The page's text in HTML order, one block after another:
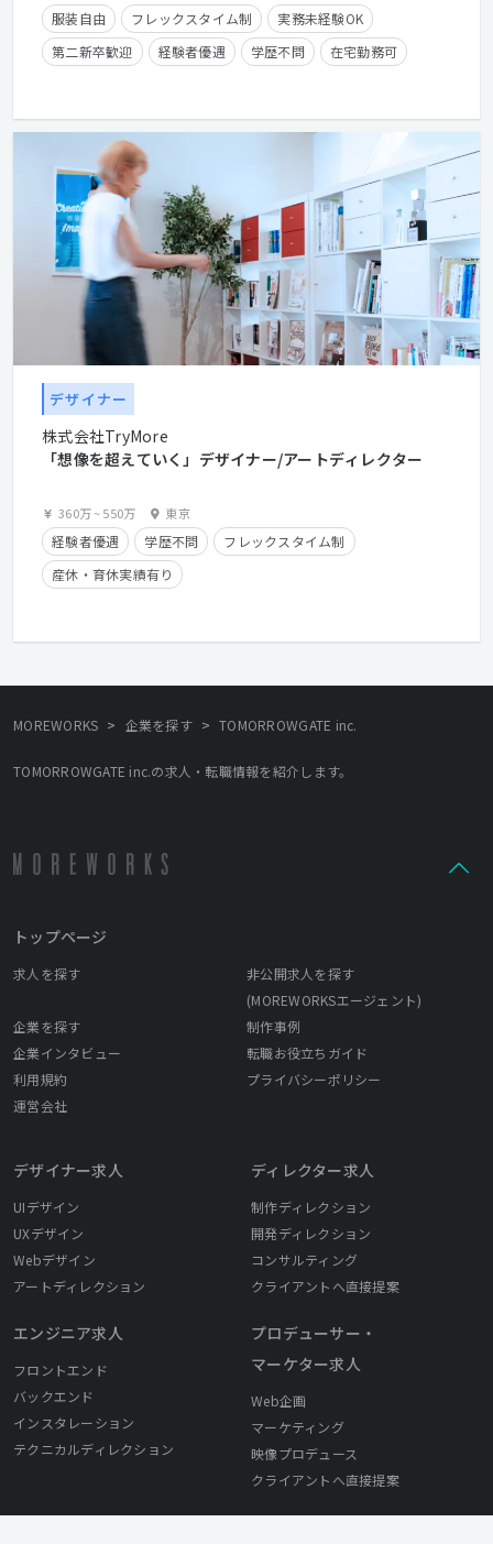
服装自由 フレックスタイム制
実務未経験OK
第二新卒歓迎
経験者優遇 学歴不問
在宅勤務可
クライアントとの直接取引多数
経験浅めOK
デザイナー
株式会社TryMore
「想像を超えていく」デザイナー/アートディレクター
360万~550万 東京
経験者優遇 学歴不問
フレックスタイム制
産休・育休実績有り
MOREWORKS > 企業を探す > TOMORROWGATE inc.
TOMORROWGATE inc.の求人・転職情報を紹介します。
トップページ
求人を探す
非公開求人を探す
(MOREWORKSエージェント)
企業を探す
制作事例
企業インタビュー
転職お役立ちガイド
利用規約
プライバシーポリシー
運営会社
デザイナー求人
UIデザイン
UXデザイン
Webデザイン
アートディレクション
エンジニア求人
フロントエンド
バックエンド
インスタレーション
テクニカルディレクション
ディレクター求人
制作ディレクション
開発ディレクション
コンサルティング
クライアントへ直接提案
プロデューサー・
マーケター求人
Web企画
マーケティング
映像プロデュース
クライアントへ直接提案